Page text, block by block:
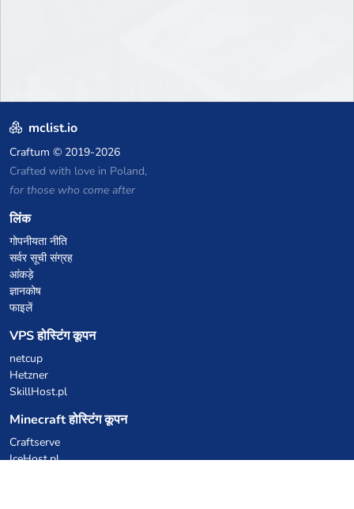
mclist.io
Craftum © 2019-2026
Crafted with love in Poland,
for those who come after
लिंक
गोपनीयता नीति
सर्वर सूची संग्रह
आंकड़े
ज्ञानकोष
फाइलें
VPS होस्टिंग कूपन
netcup
Hetzner
SkillHost.pl
Minecraft होस्टिंग कूपन
Craftserve
IceHost.pl